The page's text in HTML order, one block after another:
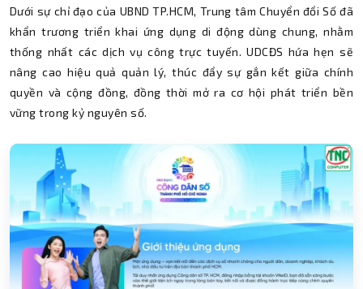
Dưới sự chỉ đạo của UBND TP.HCM, Trung tâm Chuyển đổi Số đã
khẩn trương triển khai ứng dụng di động dùng chung, nhằm
thống nhất các dịch vụ công trực tuyến. UDCĐS hứa hẹn sẽ
nâng cao hiệu quả quản lý, thúc đẩy sự gắn kết giữa chính
quyền và cộng đồng, đồng thời mở ra cơ hội phát triển bền
vững trong kỷ nguyên số.